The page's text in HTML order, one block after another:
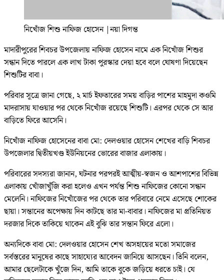
নিখোঁজ শিশু নাফিজ হোসেন |নয়া দিগন্ত
মাদারীপুরের শিবচর উপজেলায় নাফিজ হোসেন নামে এক নিখোঁজ শিশুর
সন্ধান দিতে পারলে এক লাখ টাকা পুরস্কার দেয়া হবে বলে ঘোষণা দিয়েছেন
শিশুটির বাবা।
পরিবার সূত্রে জানা গেছে, ২ মার্চ ইফতারের সময় বাড়ির পাশের মাহমুদা কওমি
মাদরাসায় যাওয়ার পর থেকে নিখোঁজ রয়েছে শিশুটি। এরপর থেকে সে আর
বাড়িতে ফিরে আসেনি।
নিখোঁজ নাফিজ হোসেনের বাবা মো: দেলওয়ার হোসেন শেখের বাড়ি শিবচর
উপজেলার দ্বিতীয়খণ্ড ইউনিয়নের ভোরের বাজার এলাকায়।
পরিবারের সদস্যরা জানান, ঘটনার পরপরই আত্মীয়-স্বজন ও আশপাশের বিভিন্ন
এলাকায় খোঁজাখুঁজি করা হলেও এখন পর্যন্ত শিশু নাফিজের কোনো সন্ধান
মেলেনি। নাফিজের নিখোঁজের পর থেকে তার পরিবারে নেমে এসেছে শোকের
ছায়া। সন্তানের অপেক্ষায় দিন কাটছে তার মা-বাবার। নাফিজের মা প্রতিনিয়ত
দরজার দিকে তাকিয়ে থাকেন এই বুঝি তার সন্তান ফিরে এলো।
অন্যদিকে বাবা মো: দেলওয়ার হোসেন শেখ অসহায়ের মতো সমাজের
সর্বস্তরের মানুষের কাছে সাহায্যের আবেদন জানিয়ে আসছেন। তিনি বলেন,
আমার ছেলেটাকে খুঁজে দিন, আমি তাকে বুকে জড়িয়ে ধরতে চাই। যে